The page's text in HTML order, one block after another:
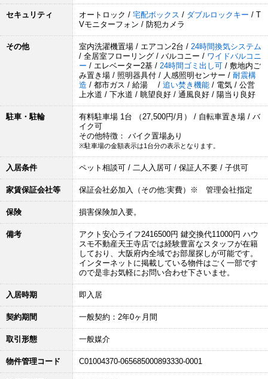
セキュリティ オートロック / 宅配ボックス / ダブルロックキー / T
Vモニターフォン / 防犯カメラ
その他 室内洗濯機置場 / エアコン2台 / 24時間換気システム
/ 全居室フローリング / バルコニー / ワイドバルコニ
ー / エレベーター2基 / 24時間ゴミ出し可 / 敷地内ご
み置き場 / 照明器具付 / 人感照明センサー / 耐震構
造 / 都市ガス / 給湯 / 追い焚き機能 / 電気 / 公営
上水道 / 下水道 / 眺望良好 / 通風良好 / 陽当り良好
駐車・駐輪
有料駐車場 1台 （27,500円/月） / 自転車置き場 / バ
イク可
その他特徴： バイク置場あり
※駐車場の金額表示は1台分の表示となります。
入居条件 ペット相談可 / 二人入居可 / 保証人不要 / 子供可
家賃保証会社等 保証会社必加入（その他:実費）※ 管理会社指定
保険 損害保険加入要。
備考
アクト安心ライフ2416500円 鍵交換代11000円 ハウ
スモ不動産天王寺店では経験豊富なスタッフが在籍
しており、大阪府内全域でお部屋探しが可能です。
インターネットに掲載している物件はごく一部です
ので是非お気軽にお問い合わせ下さいませ。
入居時期 即入居
契約期間 一般契約：2年0ヶ月間
取引形態 一般媒介
物件管理コード C01004370-065685000893330-0001